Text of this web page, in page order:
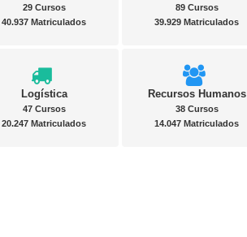
29 Cursos
40.937 Matriculados
89 Cursos
39.929 Matriculados
Logística
47 Cursos
20.247 Matriculados
Recursos Humanos
38 Cursos
14.047 Matriculados